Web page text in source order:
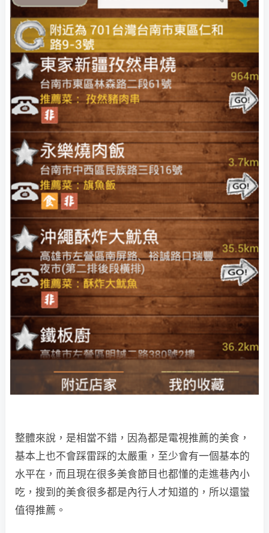
整體來說，是相當不錯，因為都是電視推薦的美食，
基本上也不會踩雷踩的太嚴重，至少會有一個基本的
水平在，而且現在很多美食節目也都懂的走進巷內小
吃，搜到的美食很多都是內行人才知道的，所以還蠻
值得推薦。